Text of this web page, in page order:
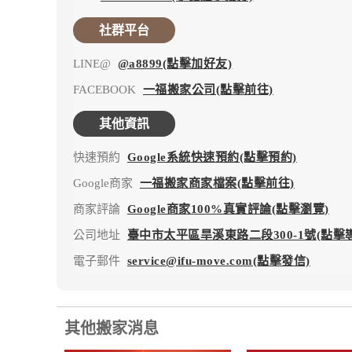
社群平台
LINE@ @a8899(點擊加好友)
FACEBOOK 一福搬家公司(點擊前往)
其他資訊
快速預約 Google系統快速預約(點擊預約)
Google商家 一福搬家商家檔案(點擊前往)
商家評論 Google商家100%真實評論(點擊瀏覽)
公司地址 臺中市太平區旱溪東路二段300-1號(點擊
電子郵件 service@ifu-move.com(點擊發信)
其他搬家消息